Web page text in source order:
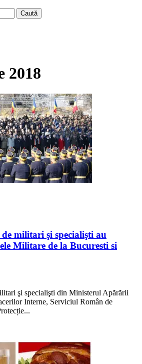
2018
militari şi specialişti au
Militare de la Bucuresti si
şi specialişti din Ministerul Apărării
Interne, Serviciul Român de